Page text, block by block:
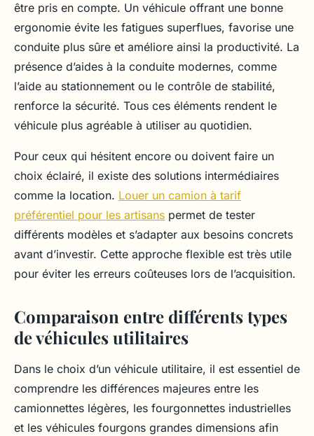
être pris en compte. Un véhicule offrant une bonne
ergonomie évite les fatigues superflues, favorise une
conduite plus sûre et améliore ainsi la productivité. La
présence d’aides à la conduite modernes, comme
l’aide au stationnement ou le contrôle de stabilité,
renforce la sécurité. Tous ces éléments rendent le
véhicule plus agréable à utiliser au quotidien.
Pour ceux qui hésitent encore ou doivent faire un
choix éclairé, il existe des solutions intermédiaires
comme la location. Louer un camion à tarif
préférentiel pour les artisans permet de tester
différents modèles et s’adapter aux besoins concrets
avant d’investir. Cette approche flexible est très utile
pour éviter les erreurs coûteuses lors de l’acquisition.
Comparaison entre différents types
de véhicules utilitaires
Dans le choix d’un véhicule utilitaire, il est essentiel de
comprendre les différences majeures entre les
camionnettes légères, les fourgonnettes industrielles
et les véhicules fourgons grandes dimensions afin